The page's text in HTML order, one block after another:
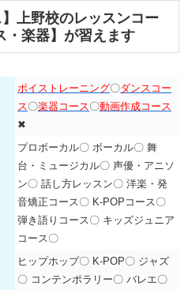
上野校のレッスンコー
・楽器】が習えます
ボイストレーニング〇ダンスコー
ス 〇楽器コース 〇動画作成コース
✖
プロボーカル〇 ボーカル〇 舞
台・ミュージカル〇 声優・アニソ
ン〇 話し方レッスン〇 洋楽・発
音矯正コース〇 K-POPコース〇
弾き語りコース〇 キッズジュニア
コース〇
ヒップホップ〇 K-POP〇 ジャズ
〇 コンテンポラリー〇 バレエ〇